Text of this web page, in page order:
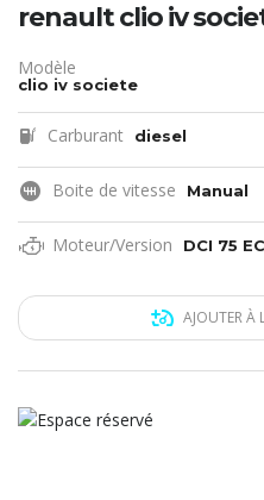
renault clio iv
Modèle
clio iv societe
Carburant diesel
Boite de vitesse Manual
Moteur/Version DCI 75
AJOUTER À